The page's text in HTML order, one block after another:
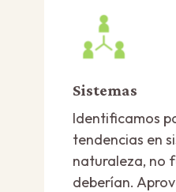
Sistemas
Identificamos
tendencias en
naturaleza, no
deberían.